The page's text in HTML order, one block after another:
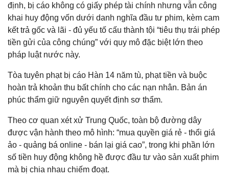
định, bị cáo không có giấy phép tài chính nhưng vẫn công
khai huy động vốn dưới danh nghĩa đầu tư phim, kèm cam
kết trả gốc và lãi - đủ yếu tố cấu thành tội “tiêu thụ trái phép
tiền gửi của công chúng” với quy mô đặc biệt lớn theo
pháp luật nước này.
Tòa tuyên phạt bị cáo Hàn 14 năm tù, phạt tiền và buộc
hoàn trả khoản thu bất chính cho các nạn nhân. Bản án
phúc thẩm giữ nguyên quyết định sơ thẩm.
Theo cơ quan xét xử Trung Quốc, toàn bộ đường dây
được vận hành theo mô hình: “mua quyền giá rẻ - thổi giá
ảo - quảng bá online - bán lại giá cao”, trong khi phần lớn
số tiền huy động không hề được đầu tư vào sản xuất phim
mà bị chia nhau chiếm đoạt.